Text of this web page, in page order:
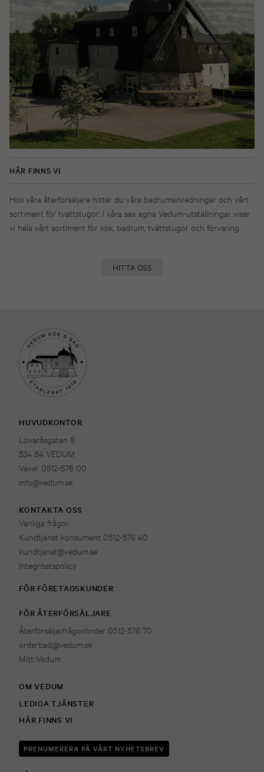
HÄR FINNS VI
Hos våra återförsäljare hittar du våra badrumsinredningar och vårt
sortiment för tvättstugor. I våra sex egna Vedum-utställningar visar
vi hela vårt sortiment för kök, badrum, tvättstugor och förvaring.
HITTA OSS
HUVUDKONTOR
Lövaråsgatan 6
534 84 VEDUM
Växel: 0512-576 00
info@vedum.se
KONTAKTA OSS
Vanliga frågor
Kundtjänst konsument 0512-576 40
kundtjanst@vedum.se
Integritetspolicy
FÖR FÖRETAGSKUNDER
FÖR ÅTERFÖRSÄLJARE
Återförsäljarfrågor/order 0512-576 70
orderbad@vedum.se
Mitt Vedum
OM VEDUM
LEDIGA TJÄNSTER
HÄR FINNS VI
PRENUMERERA PÅ VÅRT NYHETSBREV